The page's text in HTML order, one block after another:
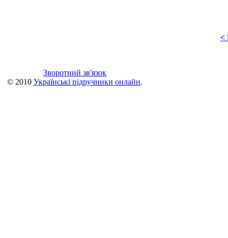
<
Зворотний зв'язок
© 2010 Українські підручники онлайн.